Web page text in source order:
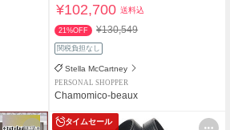
¥102,700送料込
21%OFF ¥130,549
関税負担なし
Stella McCartney
PERSONAL SHOPPER
Chamomico-beaux
タイムセール